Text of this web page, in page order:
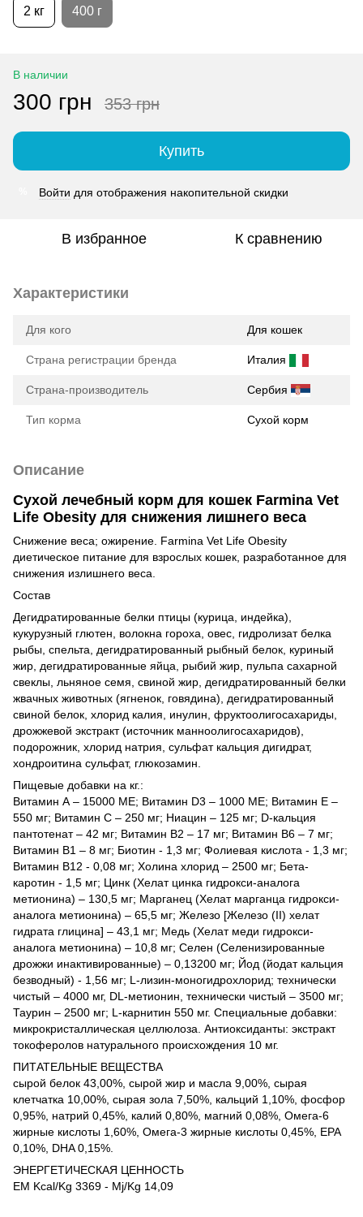
2 кг 400 г
В наличии
300 грн 353 грн
Купить
Войти для отображения накопительной скидки
В избранное К сравнению
Характеристики
Для кого Для кошек
Страна регистрации бренда Италия
Страна-производитель Сербия
Тип корма Сухой корм
Описание
Сухой лечебный корм для кошек Farmina Vet
Life Obesity для снижения лишнего веса
Снижение веса; ожирение. Farmina Vet Life Obesity
диетическое питание для взрослых кошек, разработанное для
снижения излишнего веса.
Состав
Дегидратированные белки птицы (курица, индейка),
кукурузный глютен, волокна гороха, овес, гидролизат белка
рыбы, спельта, дегидратированный рыбный белок, куриный
жир, дегидратированные яйца, рыбий жир, пульпа сахарной
свеклы, льняное семя, свиной жир, дегидратированный белки
жвачных животных (ягненок, говядина), дегидратированный
свиной белок, хлорид калия, инулин, фруктоолигосахариды,
дрожжевой экстракт (источник манноолигосахаридов),
подорожник, хлорид натрия, сульфат кальция дигидрат,
хондроитина сульфат, глюкозамин.
Пищевые добавки на кг.:
Витамин А – 15000 МЕ; Витамин D3 – 1000 МЕ; Витамин Е –
550 мг; Витамин С – 250 мг; Ниацин – 125 мг; D-кальция
пантотенат – 42 мг; Витамин В2 – 17 мг; Витамин В6 – 7 мг;
Витамин В1 – 8 мг; Биотин - 1,3 мг; Фолиевая кислота - 1,3 мг;
Витамин В12 - 0,08 мг; Холина хлорид – 2500 мг; Бета-
каротин - 1,5 мг; Цинк (Xелат цинка гидрокси-аналога
метионина) – 130,5 мг; Mарганец (Xелат марганца гидрокси-
аналога метионина) – 65,5 мг; Железо [Железо (II) хелат
гидрата глицина] – 43,1 мг; Mедь (Хелат меди гидрокси-
аналога метионина) – 10,8 мг; Селен (Селенизированные
дрожжи инактивированные) – 0,13200 мг; Йод (йодат кальция
безводный) - 1,56 мг; L-лизин-моногидрохлорид; технически
чистый – 4000 мг, DL-метионин, технически чистый – 3500 мг;
Таурин – 2500 мг; L-карнитин 550 мг. Специальные добавки:
микрокристаллическая целлюлоза. Антиоксиданты: экстракт
токоферолов натурального происхождения 10 мг.
ПИТАТЕЛЬНЫЕ ВЕЩЕСТВА
сырой белок 43,00%, сырой жир и масла 9,00%, сырая
клетчатка 10,00%, сырая зола 7,50%, кальций 1,10%, фосфор
0,95%, натрий 0,45%, калий 0,80%, магний 0,08%, Омега-6
жирные кислоты 1,60%, Омега-3 жирные кислоты 0,45%, EPA
0,10%, DHA 0,15%.
ЭНЕРГЕТИЧЕСКАЯ ЦЕННОСТЬ
EM Kcal/Kg 3369 - Mj/Kg 14,09